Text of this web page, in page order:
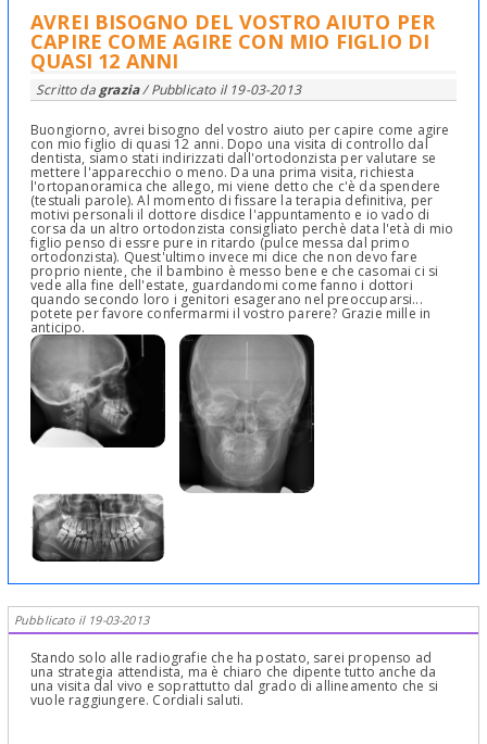
AVREI BISOGNO DEL VOSTRO AIUTO PER
CAPIRE COME AGIRE CON MIO FIGLIO DI
QUASI 12 ANNI
Scritto da grazia/ Pubblicato il 19-03-2013
Buongiorno, avrei bisogno del vostro aiuto per capire come agire
con mio figlio di quasi 12 anni. Dopo una visita di controllo dal
dentista, siamo stati indirizzati dall'ortodonzista per valutare se
mettere l'apparecchio o meno. Da una prima visita, richiesta
l'ortopanoramica che allego, mi viene detto che c'è da spendere
(testuali parole). Al momento di fissare la terapia definitiva, per
motivi personali il dottore disdice l'appuntamento e io vado di
corsa da un altro ortodonzista consigliato perchè data l'età di mio
figlio penso di essre pure in ritardo (pulce messa dal primo
ortodonzista). Quest'ultimo invece mi dice che non devo fare
proprio niente, che il bambino è messo bene e che casomai ci si
vede alla fine dell'estate, guardandomi come fanno i dottori
quando secondo loro i genitori esagerano nel preoccuparsi...
potete per favore confermarmi il vostro parere? Grazie mille in
anticipo.
Pubblicato il 19-03-2013
Stando solo alle radiografie che ha postato, sarei propenso ad
una strategia attendista, ma è chiaro che dipente tutto anche da
una visita dal vivo e soprattutto dal grado di allineamento che si
vuole raggiungere. Cordiali saluti.